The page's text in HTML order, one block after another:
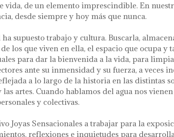
vida, de un elemento imprescindible. En
desde siempre y hoy más que nunca.
supuesto trabajo y cultura. Buscarla,
los que viven en ella, el espacio que ocupa y
para dar la bienvenida a la vida, para
ante su inmensidad y su fuerza, a veces
a lo largo de la historia en las distintas
artes. Cuando hablamos del agua nos
y colectivas.
Joyas Sensacionales a trabajar para la
reflexiones e inquietudes para